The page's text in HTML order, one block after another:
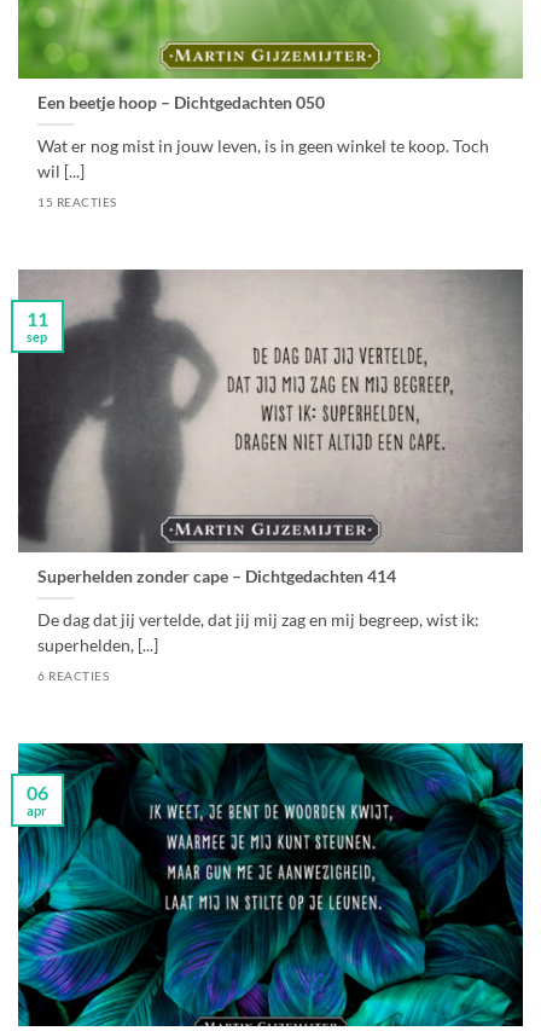
Een beetje hoop – Dichtgedachten 050
Wat er nog mist in jouw leven, is in geen winkel te koop. Toch
wil [...]
15 REACTIES
Superhelden zonder cape – Dichtgedachten 414
De dag dat jij vertelde, dat jij mij zag en mij begreep, wist ik:
superhelden, [...]
6 REACTIES
11
sep
06
apr